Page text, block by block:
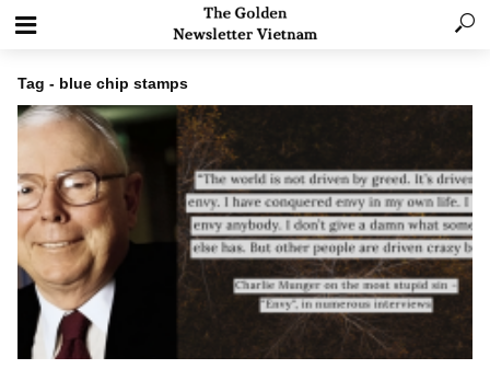
Tag - blue chip stamps